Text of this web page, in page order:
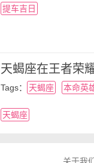
提车吉日
天蝎座在王者荣
Tags： 天蝎座 本命英
天蝎座